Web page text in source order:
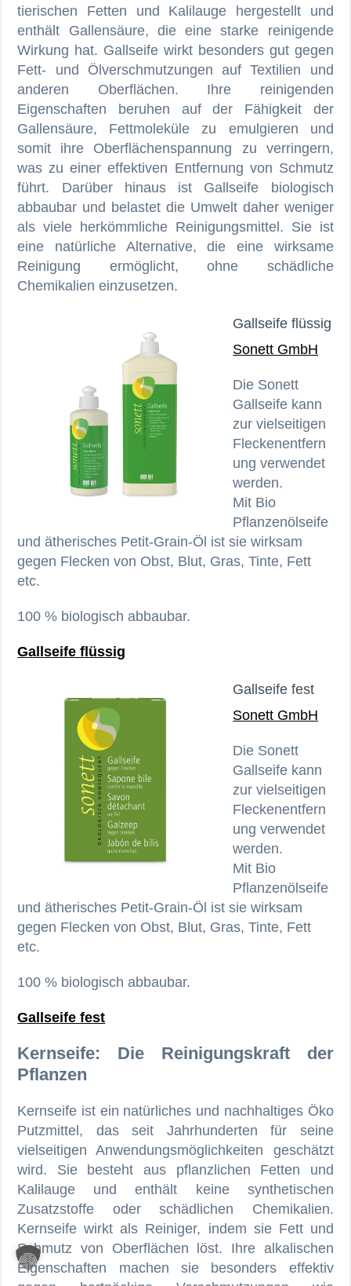
tierischen Fetten und Kalilauge hergestellt und
enthält Gallensäure, die eine starke reinigende
Wirkung hat. Gallseife wirkt besonders gut gegen
Fett- und Ölverschmutzungen auf Textilien und
anderen Oberflächen. Ihre reinigenden
Eigenschaften beruhen auf der Fähigkeit der
Gallensäure, Fettmoleküle zu emulgieren und
somit ihre Oberflächenspannung zu verringern,
was zu einer effektiven Entfernung von Schmutz
führt. Darüber hinaus ist Gallseife biologisch
abbaubar und belastet die Umwelt daher weniger
als viele herkömmliche Reinigungsmittel. Sie ist
eine natürliche Alternative, die eine wirksame
Reinigung ermöglicht, ohne schädliche
Chemikalien einzusetzen.
Gallseife flüssig
Sonett GmbH
Die Sonett
Gallseife kann
zur vielseitigen
Fleckenentfern
ung verwendet
werden.
Mit Bio
Pflanzenölseife
und ätherisches Petit-Grain-Öl ist sie wirksam
gegen Flecken von Obst, Blut, Gras, Tinte, Fett
etc.
100 % biologisch abbaubar.
Gallseife flüssig
Gallseife fest
Sonett GmbH
Die Sonett
Gallseife kann
zur vielseitigen
Fleckenentfern
ung verwendet
werden.
Mit Bio
Pflanzenölseife
und ätherisches Petit-Grain-Öl ist sie wirksam
gegen Flecken von Obst, Blut, Gras, Tinte, Fett
etc.
100 % biologisch abbaubar.
Gallseife fest
Kernseife: Die Reinigungskraft der
Pflanzen
Kernseife ist ein natürliches und nachhaltiges Öko
Putzmittel, das seit Jahrhunderten für seine
vielseitigen Anwendungsmöglichkeiten geschätzt
wird. Sie besteht aus pflanzlichen Fetten und
Kalilauge und enthält keine synthetischen
Zusatzstoffe oder schädlichen Chemikalien.
Kernseife wirkt als Reiniger, indem sie Fett und
Schmutz von Oberflächen löst. Ihre alkalischen
Eigenschaften machen sie besonders effektiv